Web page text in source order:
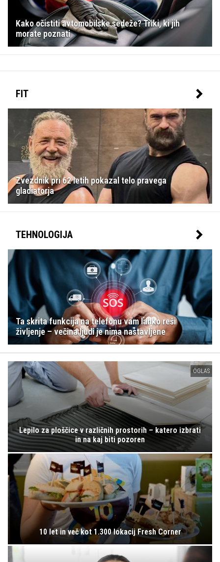
Kako očistiti avtomobilske sedeže? Triki, ki jih
morate poznati
FIT
Zvezdnik pri 62 letih pokazal telo pravega
gladiatorja
TEHNOLOGIJA
Ta skrita funkcija na telefonu vam lahko reši
življenje – večina ljudi je nima nastavljene
OGLAS
Lepilo za ploščice v različnih prostorih – katero izbrati
in na kaj biti pozoren
10 let in več kot 1.300 lokacij Fresh Corner